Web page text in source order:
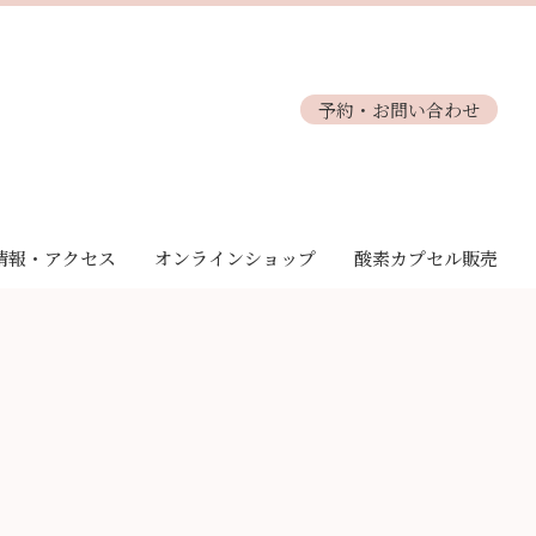
予約・お問い合わせ
報・アクセス オンラインショップ 酸素カプセル販売